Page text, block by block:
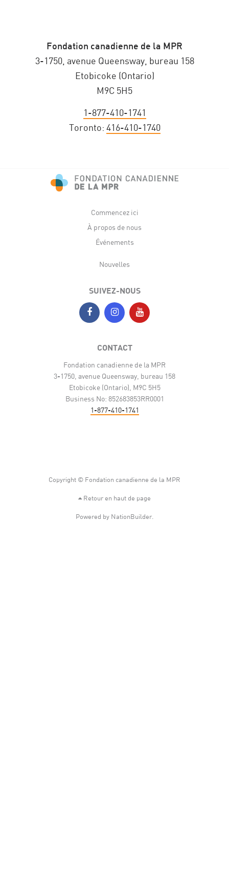
Fondation canadienne de la MPR
3-1750, avenue Queensway, bureau 158
Etobicoke (Ontario)
M9C 5H5
1-877-410-1741
Toronto: 416-410-1740
Commencez ici
À propos de nous
Événements
Nouvelles
SUIVEZ-NOUS
CONTACT
Fondation canadienne de la MPR
3-1750, avenue Queensway, bureau 158
Etobicoke (Ontario), M9C 5H5
Business No: 852683853RR0001
1-877-410-1741
Copyright © Fondation canadienne de la MPR
Retour en haut de page
Powered by NationBuilder.